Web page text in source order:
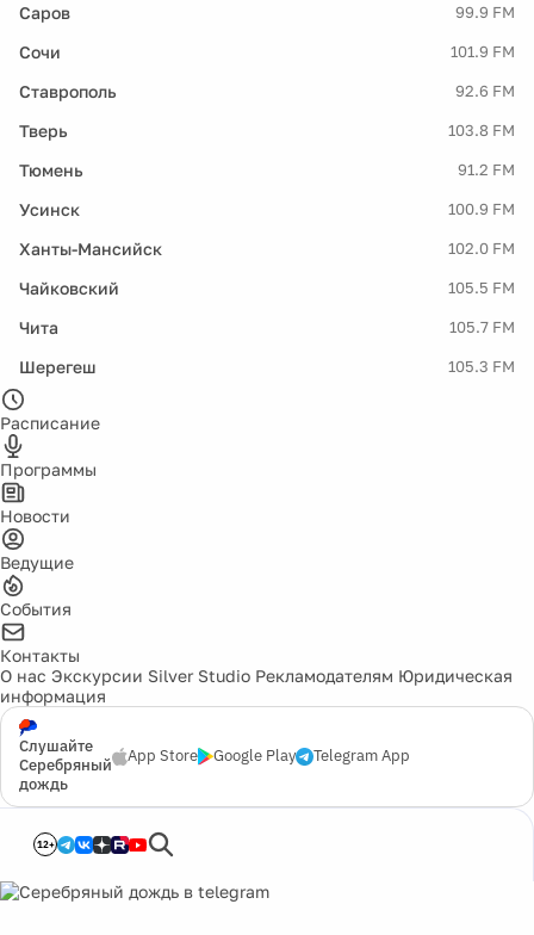
Саров 99.9 FM
Сочи 101.9 FM
Ставрополь 92.6 FM
Тверь 103.8 FM
Тюмень 91.2 FM
Усинск 100.9 FM
Ханты-Мансийск 102.0 FM
Чайковский 105.5 FM
Чита 105.7 FM
Шерегеш 105.3 FM
Расписание
Программы
Новости
Ведущие
События
Контакты
О нас Экскурсии Silver Studio Рекламодателям Юридическая
информация
Слушайте
Серебряный
дождь
App Store Google Play Telegram App
12+